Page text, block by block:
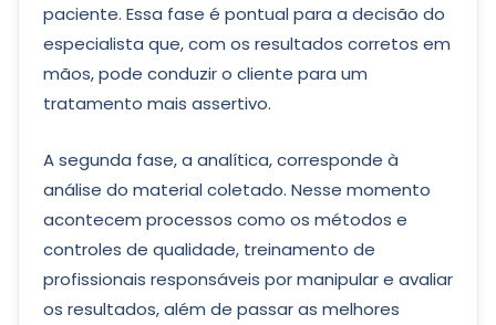
paciente. Essa fase é pontual para a decisão do
especialista que, com os resultados corretos em
mãos, pode conduzir o cliente para um
tratamento mais assertivo.
A segunda fase, a analítica, corresponde à
análise do material coletado. Nesse momento
acontecem processos como os métodos e
controles de qualidade, treinamento de
profissionais responsáveis por manipular e avaliar
os resultados, além de passar as melhores